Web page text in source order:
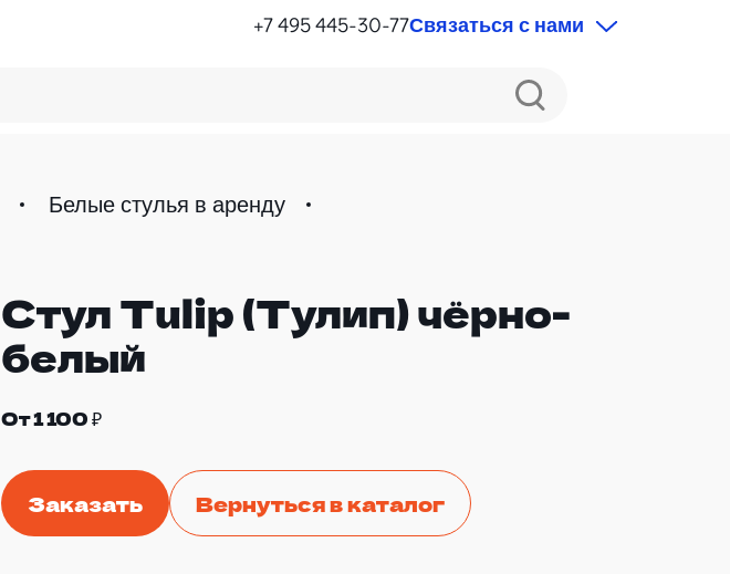
+7 495 445-30-77Связаться с нами
Белые стулья в аренду
Стул Tulip (Тулип) чёрно-
белый
От 1 100 ₽
Заказать Вернуться в каталог